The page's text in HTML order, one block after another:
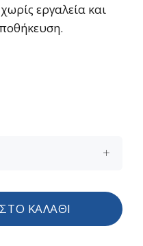
εργαλεία και
ΚΑΛΑΘΙ